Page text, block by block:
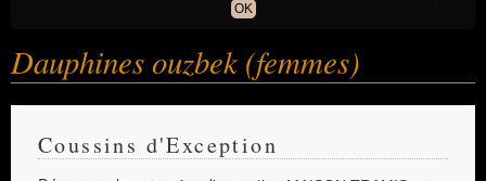
OK
Dauphines ouzbek (femmes)
Coussins d'Exception